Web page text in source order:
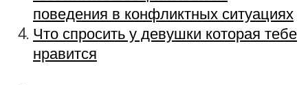
поведения в конфликтных ситуациях
Что спросить у девушки которая тебе
нравится